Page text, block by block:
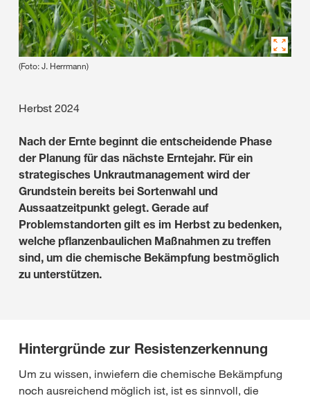
(Foto: J. Herrmann)
Herbst 2024
Nach der Ernte beginnt die entscheidende Phase
der Planung für das nächste Erntejahr. Für ein
strategisches Unkrautmanagement wird der
Grundstein bereits bei Sortenwahl und
Aussaatzeitpunkt gelegt. Gerade auf
Problemstandorten gilt es im Herbst zu bedenken,
welche pflanzenbaulichen Maßnahmen zu treffen
sind, um die chemische Bekämpfung bestmöglich
zu unterstützen.
Hintergründe zur Resistenzerkennung
Um zu wissen, inwiefern die chemische Bekämpfung
noch ausreichend möglich ist, ist es sinnvoll, die